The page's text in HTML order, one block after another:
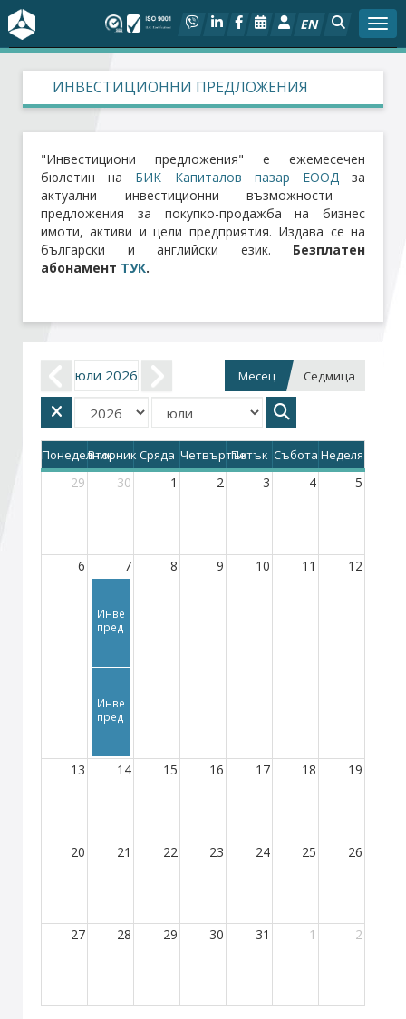
EN
За БСК
Актуално
Социален диалог
Дейности
Проекти
Членове
Стани член
ИНВЕСТИЦИОННИ ПРЕДЛОЖЕНИЯ
"Инвестициони предложения" е ежемесечен
бюлетин на БИК Капиталов пазар ЕООДза
актуални инвестиционни възможности -
предложения за покупко-продажба на бизнес
имоти, активи и цели предприятия. Издава се на
български и английски език. Безплатен
абонамент ТУК.
юли 2026 Месец Седмица
ПонеделникВторник Сряда ЧетвъртъкПетък Събота Неделя
29 30 1 2 3 4 5
6 7 8 9 10 11 12
Инвестиционни
предложения
Инвестиционни
предложения
13 14 15 16 17 18 19
20 21 22 23 24 25 26
27 28 29 30 31 1 2